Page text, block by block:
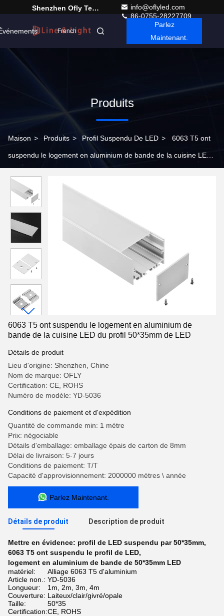
Shenzhen Ofly Technology Co.,Limited
info@oflyled.com
86-0755-28227709
French
Parlez
Maintenant.
Produits
Maison > Produits > Profil Suspendu De LED > 6063 T5 ont
suspendu le logement en aluminium de bande de la cuisine LED
6063 T5 ont suspendu le logement en aluminium de
bande de la cuisine LED du profil 50*35mm de LED
Détails de produit
Lieu d'origine: Shenzhen, Chine
Nom de marque: OFLY
Certification: CE, ROHS
Numéro de modèle: YD-5036
Conditions de paiement et d'expédition
Quantité de commande min: 1 mètre
Prix: négociable
Détails d'emballage: emballage épais de carton de 8mm
Délai de livraison: 5-7 jours
Conditions de paiement: T/T
Capacité d'approvisionnement: 2000000 mètres \ année
Parlez Maintenant.
Détails de produit Description de produit
Mettre en évidence: profil de LED suspendu par 50*35mm,
6063 T5 ont suspendu le profil de LED,
logement en aluminium de bande de 50*35mm LED
matériel:
Alliage 6063 T5 d'aluminium
Article non.: YD-5036
Longueur:
1m, 2m, 3m, 4m
Couverture: Laiteux/clair/givré/opale
Taille:
50*35
Certification:CE, ROHS